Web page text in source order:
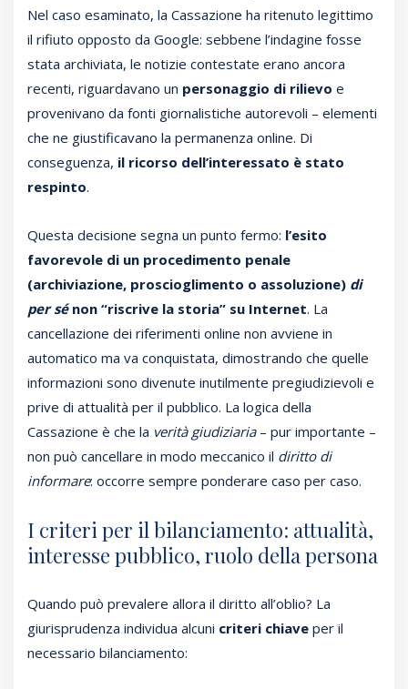
Nel caso esaminato, la Cassazione ha ritenuto legittimo
il rifiuto opposto da Google: sebbene l’indagine fosse
stata archiviata, le notizie contestate erano ancora
recenti, riguardavano un personaggio di rilievo e
provenivano da fonti giornalistiche autorevoli – elementi
che ne giustificavano la permanenza online. Di
conseguenza, il ricorso dell’interessato è stato
respinto.
Questa decisione segna un punto fermo: l’esito
favorevole di un procedimento penale
(archiviazione, proscioglimento o assoluzione) di
per sénon “riscrive la storia” su Internet. La
cancellazione dei riferimenti online non avviene in
automatico ma va conquistata, dimostrando che quelle
informazioni sono divenute inutilmente pregiudizievoli e
prive di attualità per il pubblico. La logica della
Cassazione è che la verità giudiziaria– pur importante –
non può cancellare in modo meccanico il diritto di
informare: occorre sempre ponderare caso per caso.
I criteri per il bilanciamento: attualità,
interesse pubblico, ruolo della persona
Quando può prevalere allora il diritto all’oblio? La
giurisprudenza individua alcuni criteri chiave per il
necessario bilanciamento: